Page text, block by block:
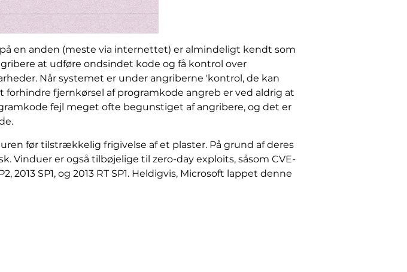
en anden (meste via internettet) er almindeligt kendt som
at udføre ondsindet kode og få kontrol over
Når systemet er under angriberne 'kontrol, de kan
fjernkørsel af programkode angreb er ved aldrig at
fejl meget ofte begunstiget af angribere, og det er
før tilstrækkelig frigivelse af et plaster. På grund af deres
Vinduer er også tilbøjelige til zero-day exploits, såsom CVE-
2013 SP1, og 2013 RT SP1. Heldigvis, Microsoft lappet denne